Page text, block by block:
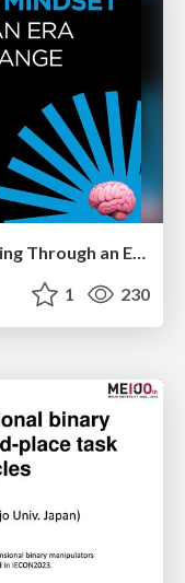
The innovator’s Mindset - Leading Through an Era of Exponential Change - McGill University 2025
1 230